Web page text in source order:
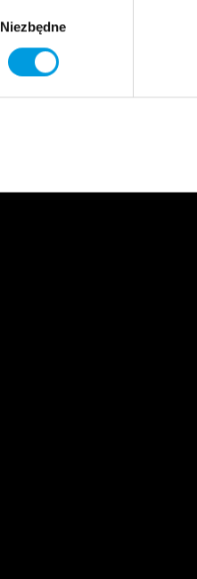
Niezbędne